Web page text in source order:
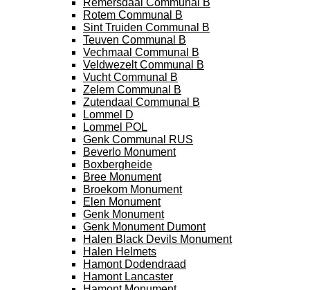
Remersdaal Communal B
Rotem Communal B
Sint Truiden Communal B
Teuven Communal B
Vechmaal Communal B
Veldwezelt Communal B
Vucht Communal B
Zelem Communal B
Zutendaal Communal B
Lommel D
Lommel POL
Genk Communal RUS
Beverlo Monument
Boxbergheide
Bree Monument
Broekom Monument
Elen Monument
Genk Monument
Genk Monument Dumont
Halen Black Devils Monument
Halen Helmets
Hamont Dodendraad
Hamont Lancaster